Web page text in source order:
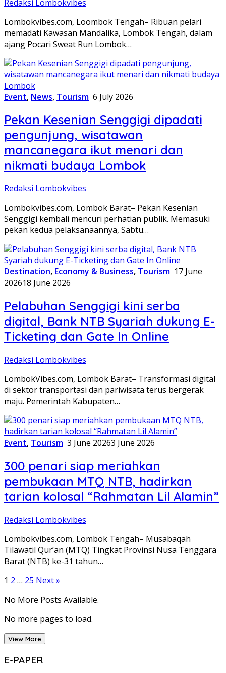
Redaksi Lombokvibes
Lombokvibes.com, Loombok Tengah– Ribuan pelari
memadati Kawasan Mandalika, Lombok Tengah, dalam
ajang Pocari Sweat Run Lombok…
Event, News, Tourism 6 July 2026
Pekan Kesenian Senggigi dipadati
pengunjung, wisatawan
mancanegara ikut menari dan
nikmati budaya Lombok
Redaksi Lombokvibes
Lombokvibes.com, Lombok Barat– Pekan Kesenian
Senggigi kembali mencuri perhatian publik. Memasuki
pekan kedua pelaksanaannya, Sabtu…
Destination, Economy & Business, Tourism 17 June
202618 June 2026
Pelabuhan Senggigi kini serba
digital, Bank NTB Syariah dukung E-
Ticketing dan Gate In Online
Redaksi Lombokvibes
LombokVibes.com, Lombok Barat– Transformasi digital
di sektor transportasi dan pariwisata terus bergerak
maju. Pemerintah Kabupaten…
Event, Tourism 3 June 20263 June 2026
300 penari siap meriahkan
pembukaan MTQ NTB, hadirkan
tarian kolosal “Rahmatan Lil Alamin”
Redaksi Lombokvibes
Lombokvibes.com, Lombok Tengah– Musabaqah
Tilawatil Qur’an (MTQ) Tingkat Provinsi Nusa Tenggara
Barat (NTB) ke-31 tahun…
Posts
pagination
1 2 … 25 Next »
No More Posts Available.
No more pages to load.
View More
E-PAPER